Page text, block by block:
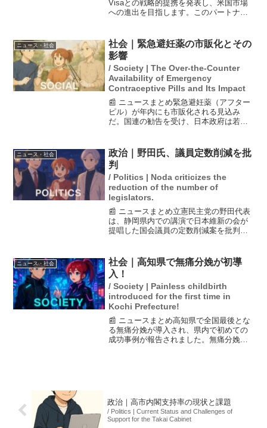
Visaとの戦略的提携を発表し、米国市場
への進出を目指します。このパートナー
QRコード決済加盟店のネットワーク構築
を検...
ニュース・社会
社会｜緊急避妊薬の市販化とその
影響
/ Society | The Over-the-Counter
Availability of Emergency
Contraceptive Pills and Its Impact
📰 ニュースまとめ緊急避妊薬（アフター
ピル）が年内にも市販化される見込み
だ。国連の勧告を受け、日本政府は若い
分により、一定の研修を受けた薬剤師か
らの対面販売が義務づけら...
ニュース・社会
政治｜野田氏、議員定数削減を批
判
/ Politics | Noda criticizes the
reduction of the number of
legislators.
📰 ニュースまとめ立憲民主党の野田代表
は、静岡県内での講演で日本維新の会が
提唱した国会議員の定数削減案を批判し
ランスを考慮すべきだと主張しました。
また、議員定数削減に加...
ニュース・社会
社会｜高知県で無痛分娩が初導
入！
/ Society | Painless childbirth
introduced for the first time in
Kochi Prefecture!
📰 ニュースまとめ高知県で全国最後とな
る無痛分娩が導入され、県内で初めての
成功事例が報告されました。無痛分娩は
政治｜高市内閣支持率の現状と課題
/ Politics | Current Status and Challenges of
Support for the Takai Cabinet